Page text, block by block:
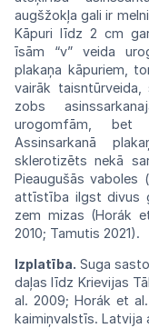
augšžokļa gali ir
Kāpuri līdz 2 cm
īsām “v” veida
plakaņa kāpuriem,
vairāk taisntūrveida,
zobs
urogomfām, bet
Assinsarkanā
sklerotizētsnekā
Pieaugušās vaboles
attīstība ilgstdivus
zem mizas (Horák
2010; Tamutis 2021).
Izplatība. Suga
daļas līdz Krievijas
al.2009;Horák et
kaimiņvalstīs. Latvija